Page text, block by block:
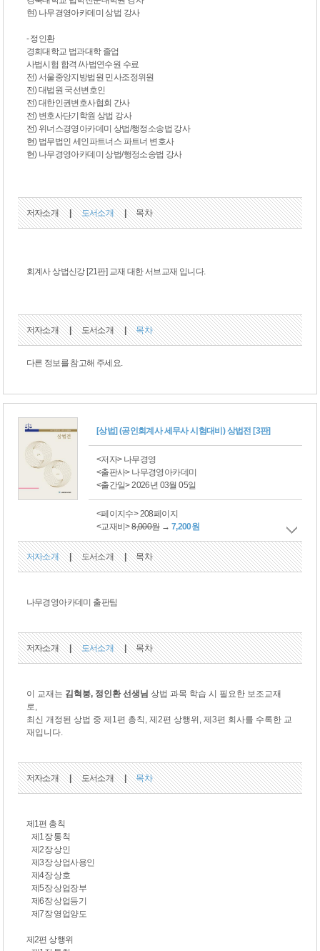
현) 나무경영아카데미 상법 강사
- 정인환
경희대학교 법과대학 졸업
사법시험 합격 /사법연수원 수료
전) 서울중앙지방법원 민사조정위원
전) 대법원 국선변호인
전) 대한인권변호사협회 간사
전) 변호사단기학원 상법 강사
전) 위너스경영아카데미 상법/행정소송법 강사
현) 법무법인 세인파트너스 파트너 변호사
현) 나무경영아카데미 상법/행정소송법 강사
저자소개 | 도서소개 | 목차
회계사 상법신강 [21판] 교재 대한 서브교재 입니다.
저자소개 | 도서소개 | 목차
다른 정보를 참고해 주세요.
[상법] (공인회계사 세무사 시험대비) 상법전 [3판]
<저자> 나무경영
<출판사> 나무경영아카데미
<출간일> 2026년 03월 05일
<페이지수> 208페이지
<교재비>8,000원→ 7,200원
저자소개 | 도서소개 | 목차
나무경영아카데미 출판팀
저자소개 | 도서소개 | 목차
이 교재는 김혁붕, 정인환 선생님 상법 과목 학습 시 필요한 보조교재
로,
최신 개정된 상법 중 제 1편 총칙 , 제 2편 상행위 , 제 3편 회사를 수록한 교
재입니다.
저자소개 | 도서소개 | 목차
제1편 총칙
제1장 통칙
제2장 상인
제3장 상업사용인
제4장 상호
제5장 상업장부
제6장 상업등기
제7장 영업양도
제2편 상행위